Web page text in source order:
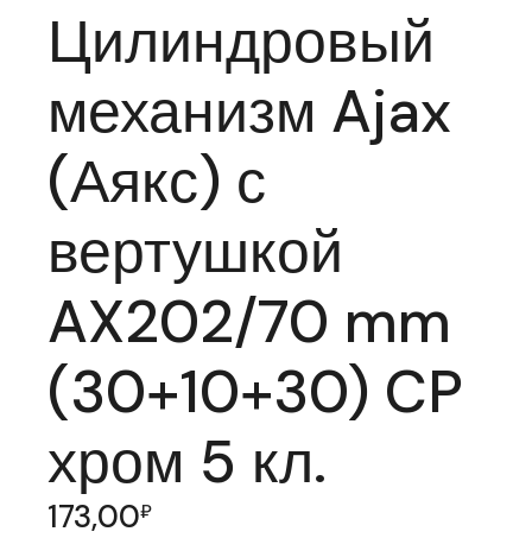
Цилиндровый
механизм Ajax
(Аякс) с
вертушкой
AX202/70 mm
(30+10+30) CP
хром 5 кл.
173,00₽